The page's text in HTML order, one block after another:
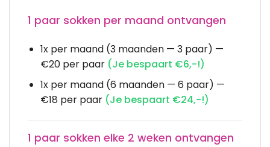
1 paar sokken per maand ontvangen
1x per maand (3 maanden — 3 paar) —
€20 per paar (Je bespaart €6,-!)
1x per maand (6 maanden — 6 paar) —
€18 per paar (Je bespaart €24,-!)
1 paar sokken elke 2 weken ontvangen